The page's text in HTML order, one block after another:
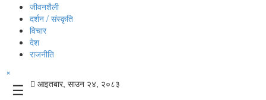
जीवनशैली
दर्शन / संस्कृति
विचार
देश
राजनीति
×
☰ आइतबार, साउन २४, २०८३